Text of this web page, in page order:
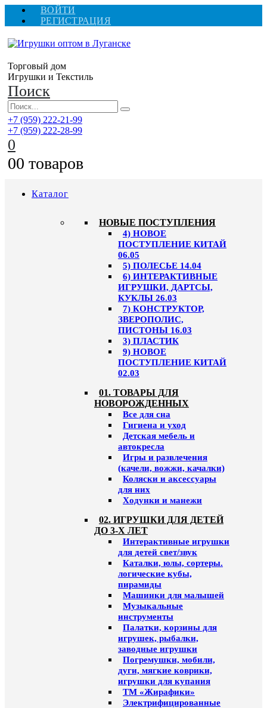
ВОЙТИ
РЕГИСТРАЦИЯ
Торговый дом
Игрушки и Текстиль
Поиск
+7 (959) 222-21-99
+7 (959) 222-28-99
0
00 товаров
Каталог
НОВЫЕ ПОСТУПЛЕНИЯ
4) НОВОЕ
ПОСТУПЛЕНИЕ КИТАЙ
06.05
5) ПОЛЕСЬЕ 14.04
6) ИНТЕРАКТИВНЫЕ
ИГРУШКИ, ДАРТСЫ,
КУКЛЫ 26.03
7) КОНСТРУКТОР,
ЗВЕРОПОЛИС,
ПИСТОНЫ 16.03
3) ПЛАСТИК
9) НОВОЕ
ПОСТУПЛЕНИЕ КИТАЙ
02.03
01. ТОВАРЫ ДЛЯ
НОВОРОЖДЕННЫХ
Все для сна
Гигиена и уход
Детская мебель и
автокресла
Игры и развлечения
(качели, вожжи, качалки)
Коляски и аксессуары
для них
Ходунки и манежи
02. ИГРУШКИ ДЛЯ ДЕТЕЙ
ДО 3-Х ЛЕТ
Интерактивные игрушки
для детей свет/звук
Каталки, юлы, сортеры.
логические кубы,
пирамиды
Машинки для малышей
Музыкальные
инструменты
Палатки, корзины для
игрушек, рыбалки,
заводные игрушки
Погремушки, мобили,
дуги, мягкие коврики,
игрушки для купания
ТМ «Жирафики»
Электрифицированные